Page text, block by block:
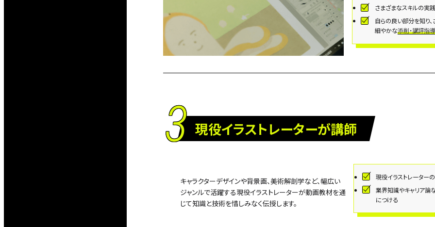
さまざまなスキルの実
自らの良い部分を知り
細やかな添削・講評指
3 現役イラストレーターが講師
キャラクターデザインや背景画、美術解剖学など、幅広い
ジャンルで活躍する現役イラストレーターが動画教材を通
じて知識と技術を惜しみなく伝授します。
現役イラストレーター
業界知識やキャリア論
につける